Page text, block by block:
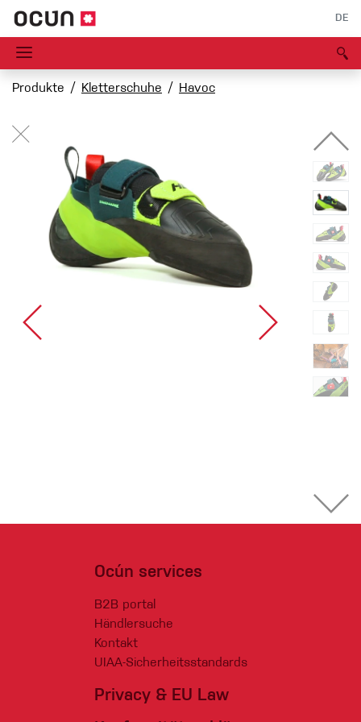
DE
Produkte Kletterschuhe Havoc
Ocún services
B2B portal
Händlersuche
Kontakt
UIAA-Sicherheitsstandards
Privacy & EU Law